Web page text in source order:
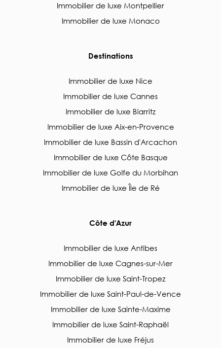
Immobilier de luxe Montpellier
Immobilier de luxe Monaco
Destinations
Immobilier de luxe Nice
Immobilier de luxe Cannes
Immobilier de luxe Biarritz
Immobilier de luxe Aix-en-Provence
Immobilier de luxe Bassin d'Arcachon
Immobilier de luxe Côte Basque
Immobilier de luxe Golfe du Morbihan
Immobilier de luxe Île de Ré
Côte d'Azur
Immobilier de luxe Antibes
Immobilier de luxe Cagnes-sur-Mer
Immobilier de luxe Saint-Tropez
Immobilier de luxe Saint-Paul-de-Vence
Immobilier de luxe Sainte-Maxime
Immobilier de luxe Saint-Raphaël
Immobilier de luxe Fréjus